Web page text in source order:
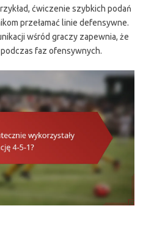
ćwiczenie szybkich podań
przełamać linie defensywne.
wśród graczy zapewnia, że
faz ofensywnych.